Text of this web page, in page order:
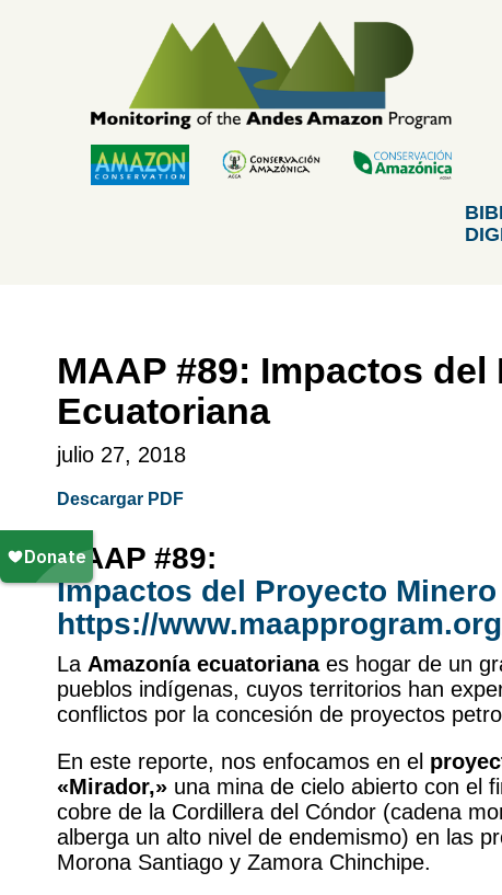
MAAP #89: Impactos
Ecuatoriana
julio 27, 2018
Descargar PDF
MAAP #89:
Impactos del Proyecto
https://
La Amazonía ecuatorianaes hogar de un
pueblos indígenas, cuyos territorios han
conflictos por la concesión de proyectos
En este reporte, nos enfocamos en el
«Mirador,» una mina de cielo abierto con el
cobre de la Cordillera del Cóndor (cadena
alberga un alto nivel de endemismo) en las
Morona Santiago y Zamora Chinchipe.